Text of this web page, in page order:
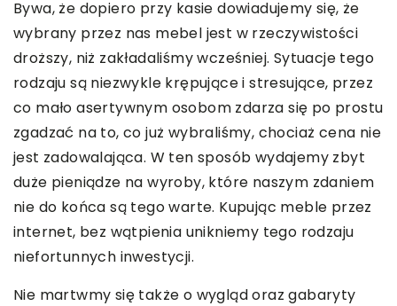
Bywa, że dopiero przy kasie dowiadujemy się, że
wybrany przez nas mebel jest w rzeczywistości
droższy, niż zakładaliśmy wcześniej. Sytuacje tego
rodzaju są niezwykle krępujące i stresujące, przez
co mało asertywnym osobom zdarza się po prostu
zgadzać na to, co już wybraliśmy, chociaż cena nie
jest zadowalająca. W ten sposób wydajemy zbyt
duże pieniądze na wyroby, które naszym zdaniem
nie do końca są tego warte. Kupując meble przez
internet, bez wątpienia unikniemy tego rodzaju
niefortunnych inwestycji.
Nie martwmy się także o wygląd oraz gabaryty